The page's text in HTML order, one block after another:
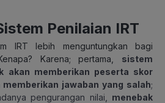
Penilaian IRT
IRT lebih menguntungkan bagi
Karena; pertama, sistem
akan memberikan peserta skor
jawaban yang salah;
pengurangan nilai, menebak